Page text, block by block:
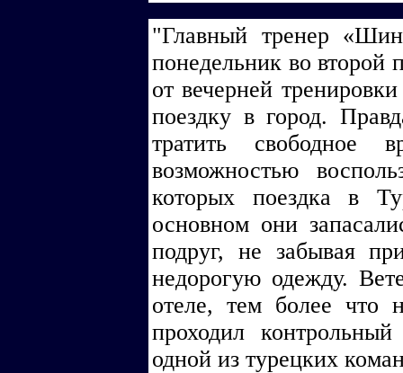
"Главный тренер
понедельник во второй
от вечерней
поездку в город.
тратить свободное
возможностью
которых поездка в
основном они
подруг, не забывая
недорогую одежду.
отеле, тем более что
проходил
одной из турецких